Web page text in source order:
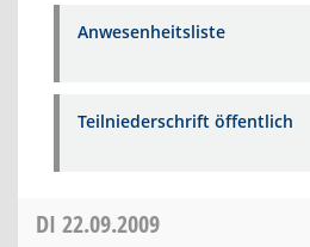
Anwesenheitsliste
Teilniederschrift öffentlich
DI 22.09.2009